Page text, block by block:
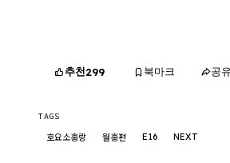
추천299 북마크 공유
TAGS
호요소홍랑 월홍편 E16 NEXT